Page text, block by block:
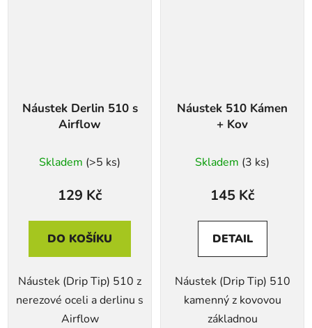
Náustek Derlin 510 s
Airflow
Skladem (>5 ks)
129 Kč
DO KOŠÍKU
Náustek (Drip Tip) 510 z
nerezové oceli a derlinu s
Airflow
Náustek 510 Kámen
+ Kov
Skladem (3 ks)
145 Kč
DETAIL
Náustek (Drip Tip) 510
kamenný z kovovou
základnou